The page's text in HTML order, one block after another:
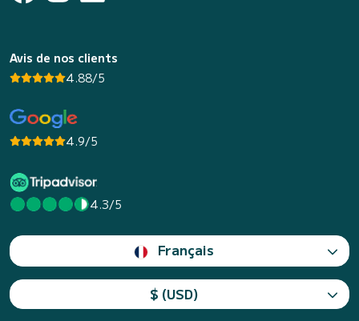
Avis de nos clients
4.88/5
4.9/5
4.3/5
Français
$ (USD)